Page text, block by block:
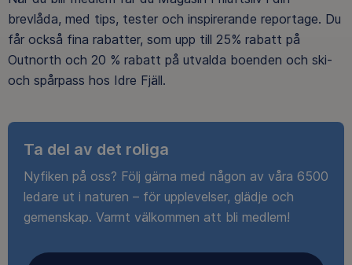
brevlåda, med tips, tester och inspirerande reportage. Du
får också fina rabatter, som upp till 25% rabatt på
Outnorth och 20 % rabatt på utvalda boenden och ski-
och spårpass hos Idre Fjäll.
Ta del av det roliga
Nyfiken på oss? Följ gärna med någon av våra 6500
ledare ut i naturen – för upplevelser, glädje och
gemenskap. Varmt välkommen att bli medlem!